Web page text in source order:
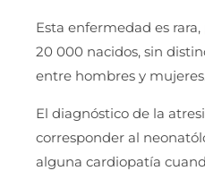
Esta enfermedad es
20 000 nacidos, sin
entre hombres y
El diagnóstico de la
corresponder al
alguna cardiopatía